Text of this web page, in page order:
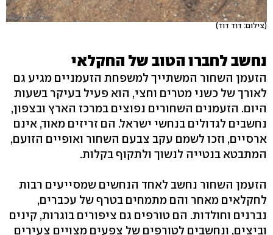
(צילום: דוד דוד)
נחשב לחברו הטוב של החקלאי
הזעמן השחור המשתייך למשפחת הזעמניים מגיע גם
לאורך של כשני מטרים וחצי, הוא פעיל בעיקר בשעות
היום. הזעמנים השחורים נפוצים במרכז הארץ ובצפון,
נחשבים לגדולים בנחשי ישראל. הם זריזים מאוד, אינם
ארסיים, וזכו לשמם עקב צבעם השחור ואופיים הזועם,
המתבטא בנטייה לנשוך ולתקוף בקלות.
הזעמן השחור נחשב לאחד הנחשים שמסייעים רבות
לחקלאים מאחר והם מתמחים בטרף של עכברים,
נברנים וחולדות. הם טורפים גם ציפורים בוגרות, קינים
וביצים, ונחשבים לטורפים של צפעים מצויים צעירים